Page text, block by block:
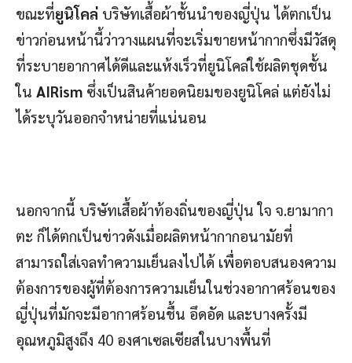
ขณะที่ยูนิโคล่ บริษัทเสื้อผ้าชั้นนำของญี่ปุ่น ได้ตกเป็น
ข่าวก่อนหน้านี้ว่าวางแผนที่จะเริ่มขายหน้ากากซึ่งมีวัสดุ
ที่ระบายอากาศได้ดีและแห้งเร็วที่ยูนิโคล่ใช้ผลิตชุดชั้น
ใน AIRism ซึ่งเป็นสินค้ายอดนิยมของยูนิโคล่ แต่ยังไม่
ได้ระบุวันออกจำหน่ายที่แน่นอน
นอกจากนี้ บริษัทเสื้อผ้าท้องถิ่นของญี่ปุ่น ใจ จ.ยามากา
ตะ ก็ได้ตกเป็นข่าวดังเมื่อผลิตหน้ากากอนามัยที่
สามารถใส่เจลทำความเย็นลงไปได้ เพื่อตอบสนองความ
ต้องการของผู้ที่ต้องการความเย็นในช่วงอากาศร้อนของ
ญี่ปุ่นที่มักจะมีอากาศร้อนชื้น อึดอัด และบางครั้งมี
อุณหภูมิสูงถึง 40 องศาเซลเซียสในบางพื้นที่